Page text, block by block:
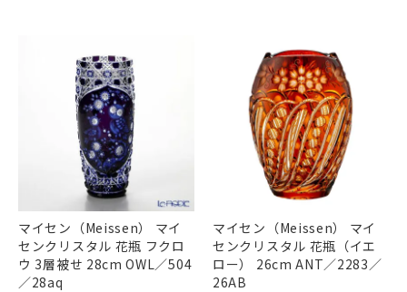
マイセン（Meissen） マイ
センクリスタル 花瓶 フクロ
ウ 3層被せ 28cm OWL／504
／28aq
マイセン（Meissen） マイ
センクリスタル 花瓶（イエ
ロー） 26cm ANT／2283／
26AB